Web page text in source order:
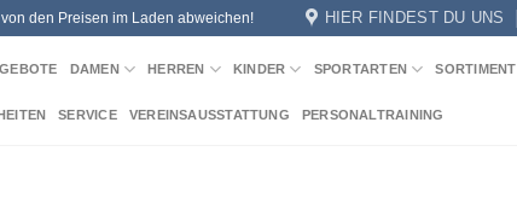
den Preisen im Laden abweichen! HIER FINDEST DU UNS
DAMEN HERREN KINDER SPORTARTEN SORTIMENT
SERVICE VEREINSAUSSTATTUNG PERSONALTRAINING